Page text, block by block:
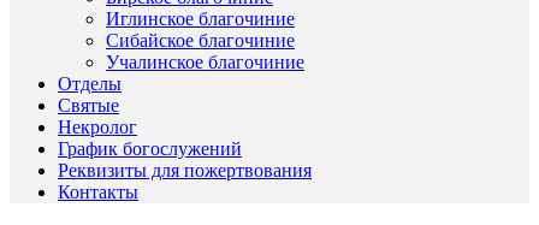
Иглинское благочиние
Сибайское благочиние
Учалинское благочиние
Отделы
Святые
Некролог
График богослужений
Реквизиты для пожертвования
Контакты